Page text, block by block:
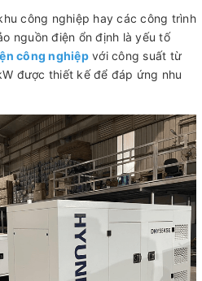
công nghiệp hay các công trình
nguồn điện ổn định là yếu tố
công nghiệpvới công suất từ
được thiết kế để đáp ứng nhu